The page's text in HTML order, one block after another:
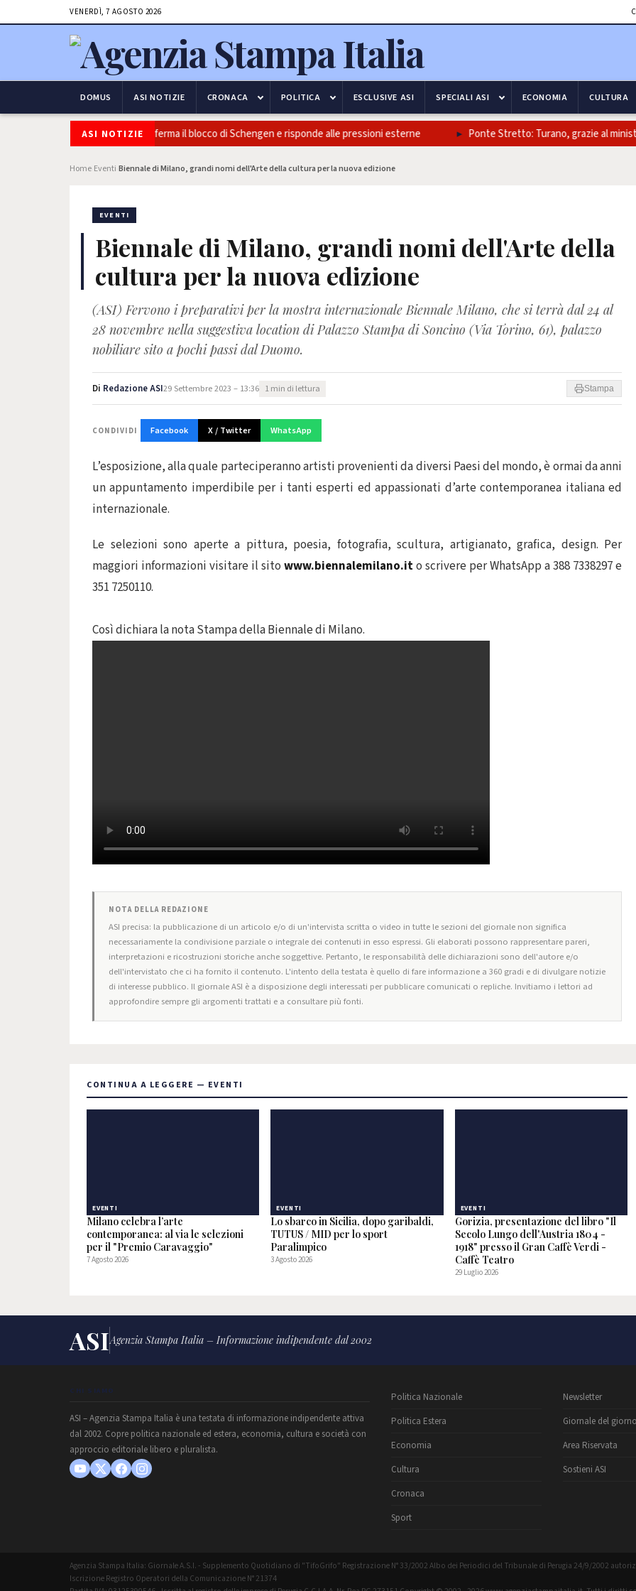
VENERDÌ, 7 AGOSTO 2026
DOMUS ASI NOTIZIE CRONACA POLITICA ESCLUSIVE ASI SPECIALI ASI ECONOMIA CULTURA
ASI NOTIZIE
e frontiere: l’Italia conferma il blocco di Schengen e risponde alle pressioni esterne Ponte Stretto: Turano, grazie al ministro
Home Eventi Biennale di Milano, grandi nomi dell'Arte della cultura per la nuova edizione
EVENTI
Biennale di Milano, grandi nomi dell'Arte della
cultura per la nuova edizione
(ASI) Fervono i preparativi per la mostra internazionale Biennale Milano, che si terrà dal 24 al
28 novembre nella suggestiva location di Palazzo Stampa di Soncino (Via Torino, 61), palazzo
nobiliare sito a pochi passi dal Duomo.
Di Redazione ASI29 Settembre 2023 – 13:36 1 min di lettura Stampa
CONDIVIDI Facebook X / Twitter WhatsApp
L’esposizione, alla quale parteciperanno artisti provenienti da diversi Paesi del mondo, è ormai da anni
un appuntamento imperdibile per i tanti esperti ed appassionati d’arte contemporanea italiana ed
internazionale.
Le selezioni sono aperte a pittura, poesia, fotografia, scultura, artigianato, grafica, design. Per
maggiori informazioni visitare il sito www.biennalemilano.ito scrivere per WhatsApp a 388 7338297 e
351 7250110.
Così dichiara la nota Stampa della Biennale di Milano.
NOTA DELLA REDAZIONE
ASI precisa: la pubblicazione di un articolo e/o di un'intervista scritta o video in tutte le sezioni del giornale non significa
necessariamente la condivisione parziale o integrale dei contenuti in esso espressi. Gli elaborati possono rappresentare pareri,
interpretazioni e ricostruzioni storiche anche soggettive. Pertanto, le responsabilità delle dichiarazioni sono dell'autore e/o
dell'intervistato che ci ha fornito il contenuto. L'intento della testata è quello di fare informazione a 360 gradi e di divulgare notizie
di interesse pubblico. Il giornale ASI è a disposizione degli interessati per pubblicare comunicati o repliche. Invitiamo i lettori ad
approfondire sempre gli argomenti trattati e a consultare più fonti.
CONTINUA A LEGGERE — EVENTI
EVENTI
Milano celebra l’arte
contemporanea: al via le selezioni
per il "Premio Caravaggio"
7 Agosto 2026
EVENTI
Lo sbarco in Sicilia, dopo garibaldi,
TUTUS / MID per lo sport
Paralimpico
3 Agosto 2026
EVENTI
Gorizia, presentazione del libro "Il
Secolo Lungo dell'Austria 1804 -
1918" presso il Gran Caffè Verdi -
Caffè Teatro
29 Luglio 2026
ASIAgenzia Stampa Italia – Informazione indipendente dal 2002
CHI SIAMO
ASI – Agenzia Stampa Italia è una testata di informazione indipendente attiva
dal 2002. Copre politica nazionale ed estera, economia, cultura e società con
approccio editoriale libero e pluralista.
Politica Nazionale
Politica Estera
Economia
Cultura
Cronaca
Sport
Newsletter
Giornale del giorno
Area Riservata
Sostieni ASI
Agenzia Stampa Italia: Giornale A.S.I. - Supplemento Quotidiano di "TifoGrifo" Registrazione N° 33/2002 Albo dei Periodici del Tribunale di Perugia 24/9/2002
Iscrizione Registro Operatori della Comunicazione N° 21374